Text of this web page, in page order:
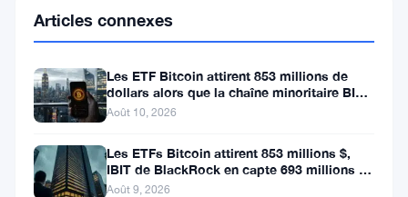
qu’elle
appelle
commerce
Articles connexes
Les ETF Bitcoin attirent 853 millions de
dollars alors que la chaîne minoritaire BIP-
110 meurt après deux
Août 10, 2026
Les ETFs Bitcoin attirent 853 millions $,
IBIT de BlackRock en capte 693 millions en
une semaine
Août 9, 2026